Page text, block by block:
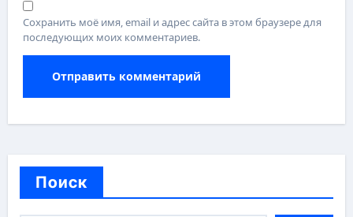
Сохранить моё имя, email и адрес сайта в этом браузере для
последующих моих комментариев.
Поиск